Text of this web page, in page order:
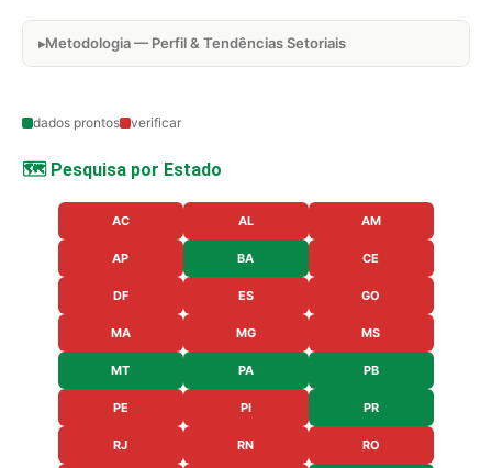
Metodologia — Perfil & Tendências Setoriais
dados prontos verificar
🗺️ Pesquisa por Estado
AC AL AM
AP BA CE
DF ES GO
MA MG MS
MT PA PB
PE PI PR
RJ RN RO